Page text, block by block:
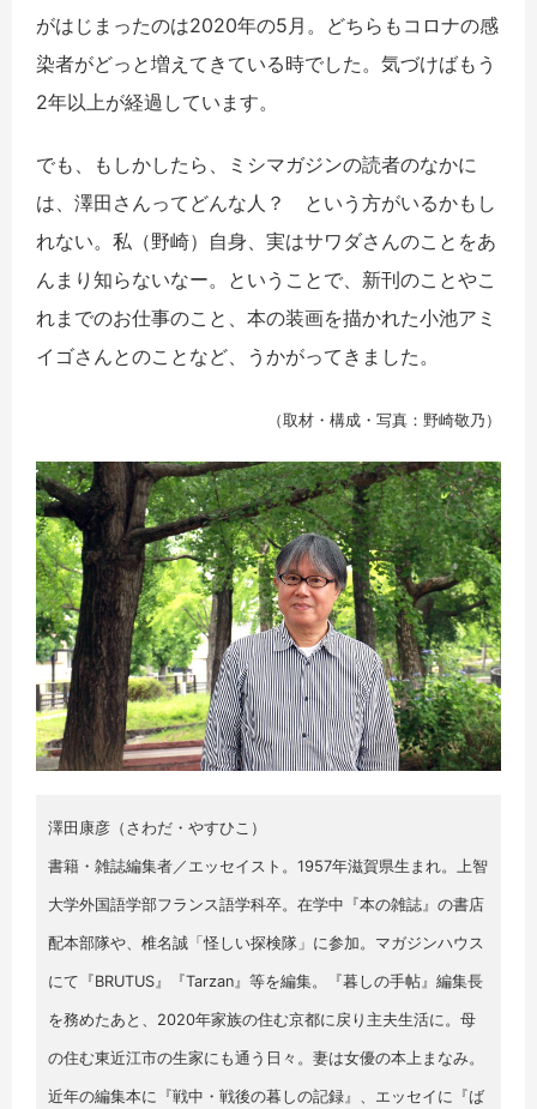
がはじまったのは2020年の5月。どちらもコロナの感
染者がどっと増えてきている時でした。気づけばもう
2年以上が経過しています。
でも、もしかしたら、ミシマガジンの読者のなかに
は、澤田さんってどんな人？ という方がいるかもし
れない。私（野崎）自身、実はサワダさんのことをあ
んまり知らないなー。ということで、新刊のことやこ
れまでのお仕事のこと、本の装画を描かれた小池アミ
イゴさんとのことなど、うかがってきました。
（取材・構成・写真：野崎敬乃）
澤田康彦（さわだ・やすひこ）
書籍・雑誌編集者／エッセイスト。1957年滋賀県生まれ。上智
大学外国語学部フランス語学科卒。在学中『本の雑誌』の書店
配本部隊や、椎名誠「怪しい探検隊」に参加。マガジンハウス
にて『BRUTUS』『Tarzan』等を編集。『暮しの手帖』編集長
を務めたあと、2020年家族の住む京都に戻り主夫生活に。母
の住む東近江市の生家にも通う日々。妻は女優の本上まなみ。
近年の編集本に『戦中・戦後の暮しの記録』、エッセイに『ば